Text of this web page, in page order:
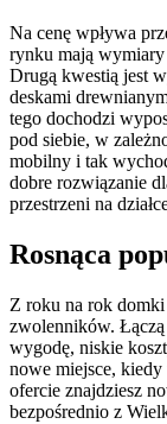
Na cenę wpływa
rynku mają wymiary
Drugą kwestią jest
deskami
tego dochodzi
pod siebie, w
mobilny i tak
dobre rozwiązanie
przestrzeni na
Rosnąca
Z roku na rok
zwolenników.
wygodę, niskie
nowe miejsce,
ofercie znajdziesz
bezpośrednio z